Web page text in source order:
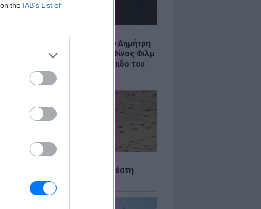
the IAB’s List of
22 χρόνια από τον θάνατο του Δημήτρη
Παπαμιχαήλ: Η ανάρτηση της Φίνος Φιλμ
για το «γοητευτικό λεβεντόπαιδο του
ελληνικού σινεμά»
Καιρός: Πού θα «χτυπήσει» η ζέστη